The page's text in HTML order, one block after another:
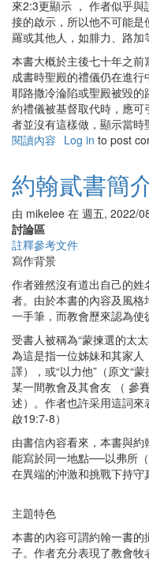
來2:3更顯示 ， 作者似乎
接的啟示，所以他不可能
羅或其他人，如腓力、路加
本書大概於主後七十年之
成書時聖殿的禮儀仍在進
耶路撒冷淪陷或聖殿被毀
約禮儀被基督取代時，應
者並沒有這樣做，顯示當時
閱讀內容 有
伯
書
介
Log in to post
約翰貳書簡
由 mikelee 在 週五, 2022/
討論區
註釋參考文件
寫作背景
作者雖然沒有道出自己的姓
者。由於本書的內容及風
一手筆，而教會歷來認為使
受書人被稱為“蒙揀選的太
為這是指一位姊妹和其家人
譯），或“以力他”（原文“
某一間教會及其會友 （ 參
述）。作者也許采用這詞
啟19:7-8）
由書信內容看來，本書與
能寫於同一地點──以弗所
在異端的沖激和挑戰下持守
主題特色
本書的內容可謂約翰一書
子。作者充分表現了教會牧